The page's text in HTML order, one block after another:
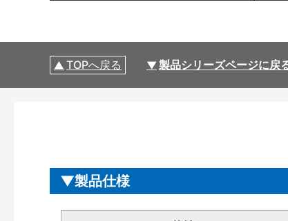
TOPへ戻る 製品シリーズページに戻
製品仕様